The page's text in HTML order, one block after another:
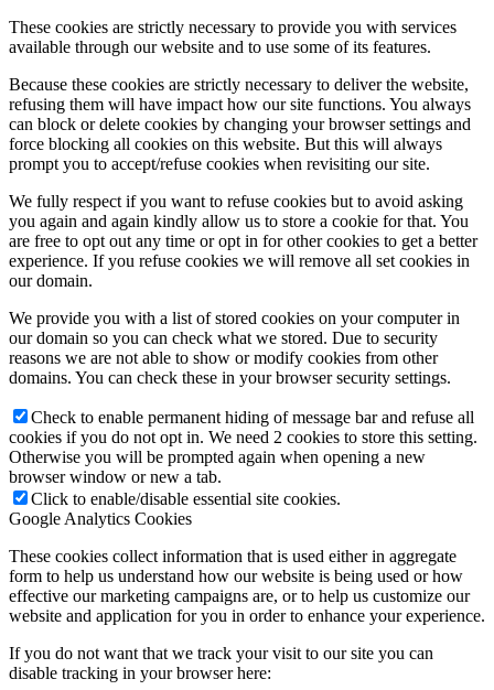
These cookies are strictly necessary to provide you with services
available through our website and to use some of its features.
Because these cookies are strictly necessary to deliver the website,
refusing them will have impact how our site functions. You always
can block or delete cookies by changing your browser settings and
force blocking all cookies on this website. But this will always
prompt you to accept/refuse cookies when revisiting our site.
We fully respect if you want to refuse cookies but to avoid asking
you again and again kindly allow us to store a cookie for that. You
are free to opt out any time or opt in for other cookies to get a better
experience. If you refuse cookies we will remove all set cookies in
our domain.
We provide you with a list of stored cookies on your computer in
our domain so you can check what we stored. Due to security
reasons we are not able to show or modify cookies from other
domains. You can check these in your browser security settings.
Check to enable permanent hiding of message bar and refuse all
cookies if you do not opt in. We need 2 cookies to store this setting.
Otherwise you will be prompted again when opening a new
browser window or new a tab.
Click to enable/disable essential site cookies.
Google Analytics Cookies
These cookies collect information that is used either in aggregate
form to help us understand how our website is being used or how
effective our marketing campaigns are, or to help us customize our
website and application for you in order to enhance your experience.
If you do not want that we track your visit to our site you can
disable tracking in your browser here: